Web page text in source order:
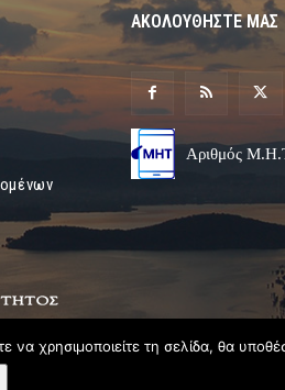
ΑΚΟΛΟΥΘΗΣΤΕ ΜΑΣ
Αριθμός
χρησιμοποιείτε τη σελίδα, θα